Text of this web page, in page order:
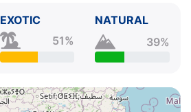
EXOTIC
51%
NATURAL
39%